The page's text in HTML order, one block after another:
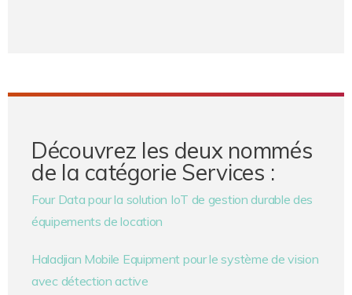
Découvrez les deux nommés
de la catégorie Services :
Four Data pour la solution IoT de gestion durable des
équipements de location
Haladjian Mobile Equipment pour le système de vision
avec détection active